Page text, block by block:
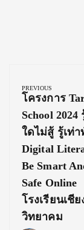
PREVIOUS
Previous
Post:
โครงการ
School 2024
ใดไม่สู้ รู้เท่
Digital
Be Smart
Safe Online
โรงเรียนเชี
วิทยาคม